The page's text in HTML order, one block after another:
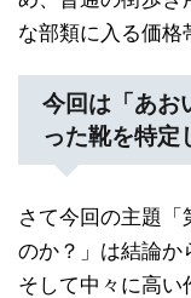
な部類に入る価格
今回は「あお
った靴を特定
さて今回の主題「
のか？」は結論か
そして中々に高い